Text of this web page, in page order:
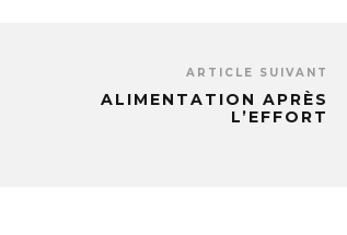
ARTICLE SUIVANT
ALIMENTATION APRÈS
L’EFFORT